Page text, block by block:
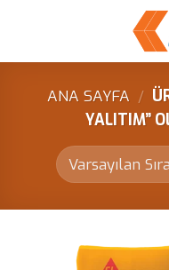
content
ANA SAYFA /
YALITIM”